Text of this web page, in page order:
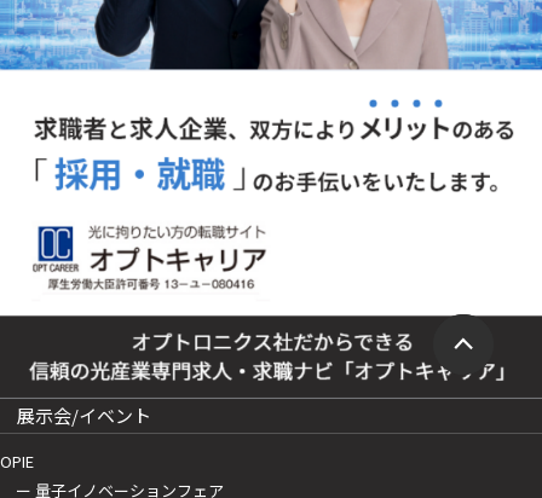
展示会/イベント
OPIE
ー 量子イノベーションフェア